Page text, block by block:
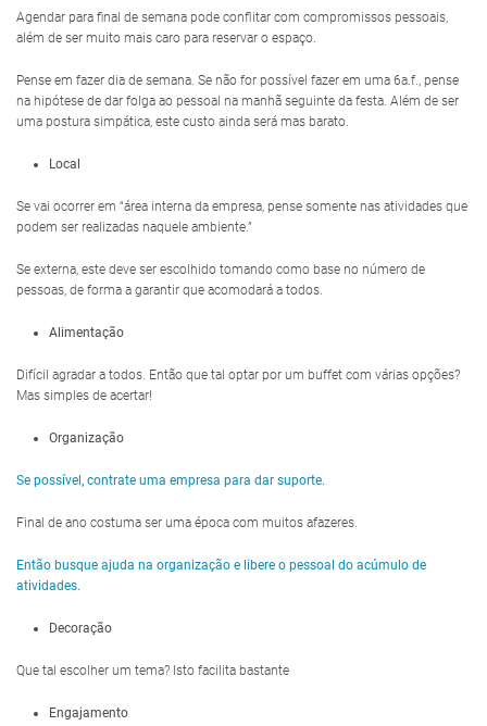
Agendar para final de semana pode conflitar com compromissos pessoais,
além de ser muito mais caro para reservar o espaço.
Pense em fazer dia de semana. Se não for possível fazer em uma 6a.f., pense
na hipótese de dar folga ao pessoal na manhã seguinte da festa. Além de ser
uma postura simpática, este custo ainda será mas barato.
Local
Se vai ocorrer em “área interna da empresa, pense somente nas atividades que
podem ser realizadas naquele ambiente.”
Se externa, este deve ser escolhido tomando como base no número de
pessoas, de forma a garantir que acomodará a todos.
Alimentação
Difícil agradar a todos. Então que tal optar por um buffet com várias opções?
Mas simples de acertar!
Organização
Se possível, contrate uma empresa para dar suporte.
Final de ano costuma ser uma época com muitos afazeres.
Então busque ajuda na organização e libere o pessoal do acúmulo de
atividades.
Decoração
Que tal escolher um tema? Isto facilita bastante
Engajamento